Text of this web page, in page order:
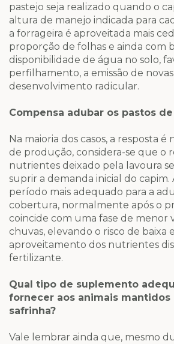
pastejo seja realizado quando o
altura de manejo indicada para
a forrageira é aproveitada mais
proporção de folhas e ainda com
disponibilidade de água no solo,
perfilhamento, a emissão de
desenvolvimento radicular.
Compensa adubar os pastos
Na maioria dos casos, a resposta é
de produção, considera-se que o
nutrientes deixado pela lavoura
suprir a demanda inicial do capim.
período mais adequado para a
cobertura, normalmente após o
coincide com uma fase de menor
chuvas, elevando o risco de baixa
aproveitamento dos nutrientes
fertilizante.
Qual tipo de suplemento
fornecer aos animais mantidos
safrinha?
Vale lembrar ainda que, mesmo